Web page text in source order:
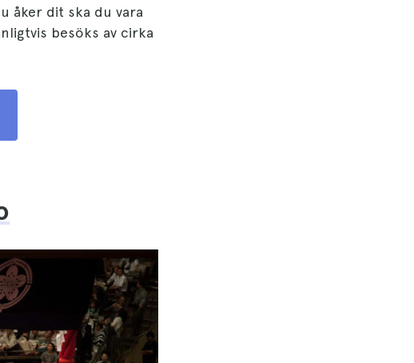
åker dit ska du vara
besöks av cirka